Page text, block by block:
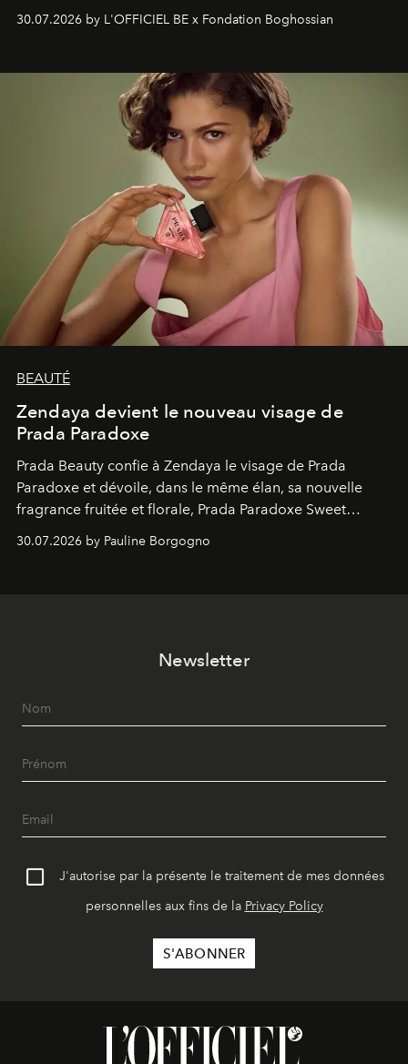
soufflé, l’artiste français compose un itinéraire
émotionnel où chaque œuvre devient le souvenir
émerveillement.
30.07.2026 by L'OFFICIEL BE x Fondation Boghossian
BEAUTÉ
Zendaya devient le nouveau visage de
Prada Paradoxe
Prada Beauty confie à Zendaya le visage de Prada
Paradoxe et dévoile, dans le même élan, sa nouvelle
fragrance fruitée et florale, Prada Paradoxe Sweet
Chemistry Eau de Parfum.
30.07.2026 by Pauline Borgogno
Newsletter
J'autorise par la présente le traitement de mes données
personnelles aux fins de la Privacy Policy